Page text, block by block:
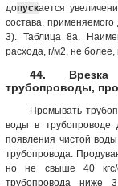
допускается
состава,
3). Таблица 8а.
расхода, г/м2, не
44. Врезка
трубопроводы,
Промывать
воды в трубопроводе
появления чистой
трубопровода.
но не свыше 40 кгс/
трубопровода ниже